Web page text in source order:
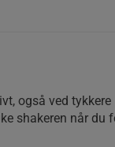
også ved tykkere
shakeren når du